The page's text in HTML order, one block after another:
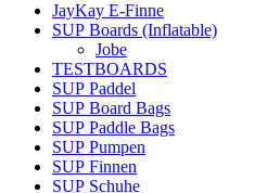
JayKay E-Finne
SUP Boards (Inflatable)
Jobe
TESTBOARDS
SUP Paddel
SUP Board Bags
SUP Paddle Bags
SUP Pumpen
SUP Finnen
SUP Schuhe